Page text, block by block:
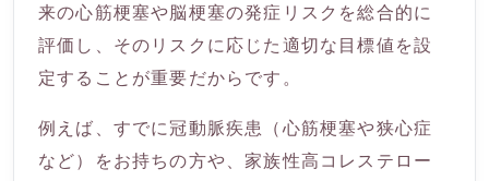
来の心筋梗塞や脳梗塞の発症リスクを総合的に
評価し、そのリスクに応じた適切な目標値を設
定することが重要だからです。
例えば、すでに冠動脈疾患（心筋梗塞や狭心症
など）をお持ちの方や、家族性高コレステロー